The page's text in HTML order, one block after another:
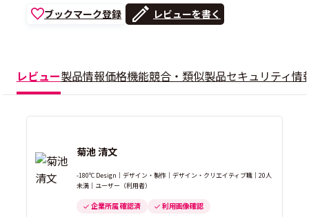
ブックマーク登録 レビューを書く
レビュー製品情報価格機能競合・類似製品セキュリティ情
菊池 清文
-180ºC Design｜デザイン・製作｜デザイン・クリエイティブ職｜20人
未満｜ユーザー（利用者）
企業所属 確認済 利用画像確認